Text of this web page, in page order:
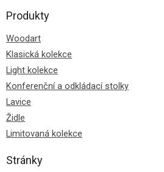
Produkty
Woodart
Klasická kolekce
Light kolekce
Konferenční a odkládací stolky
Lavice
Židle
Limitovaná kolekce
Stránky